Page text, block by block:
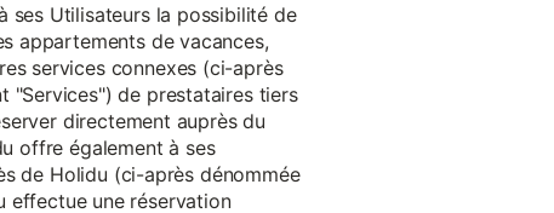
ses Utilisateurs la possibilité de
appartements de vacances,
services connexes (ci-après
"Services") de prestataires tiers
directement auprès du
offre également à ses
de Holidu (ci-après dénommée
effectue une réservation